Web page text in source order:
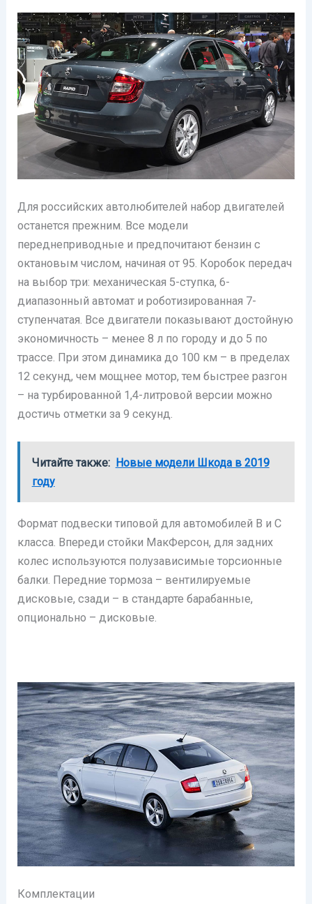
Для российских автолюбителей набор двигателей
останется прежним. Все модели
переднеприводные и предпочитают бензин с
октановым числом, начиная от 95. Коробок передач
на выбор три: механическая 5-ступка, 6-
диапазонный автомат и роботизированная 7-
ступенчатая. Все двигатели показывают достойную
экономичность – менее 8 л по городу и до 5 по
трассе. При этом динамика до 100 км – в пределах
12 секунд, чем мощнее мотор, тем быстрее разгон
– на турбированной 1,4-литровой версии можно
достичь отметки за 9 секунд.
Читайте также: Новые модели Шкода в 2019
году
Формат подвески типовой для автомобилей В и С
класса. Впереди стойки МакФерсон, для задних
колес используются полузависимые торсионные
балки. Передние тормоза – вентилируемые
дисковые, сзади – в стандарте барабанные,
опционально – дисковые.
Комплектации